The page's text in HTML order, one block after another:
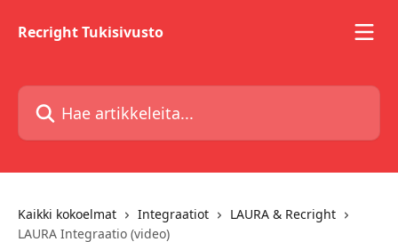
Recright Tukisivusto
Hae artikkeleita...
Kaikki kokoelmat Integraatiot
LAURA & Recright
LAURA Integraatio (video)